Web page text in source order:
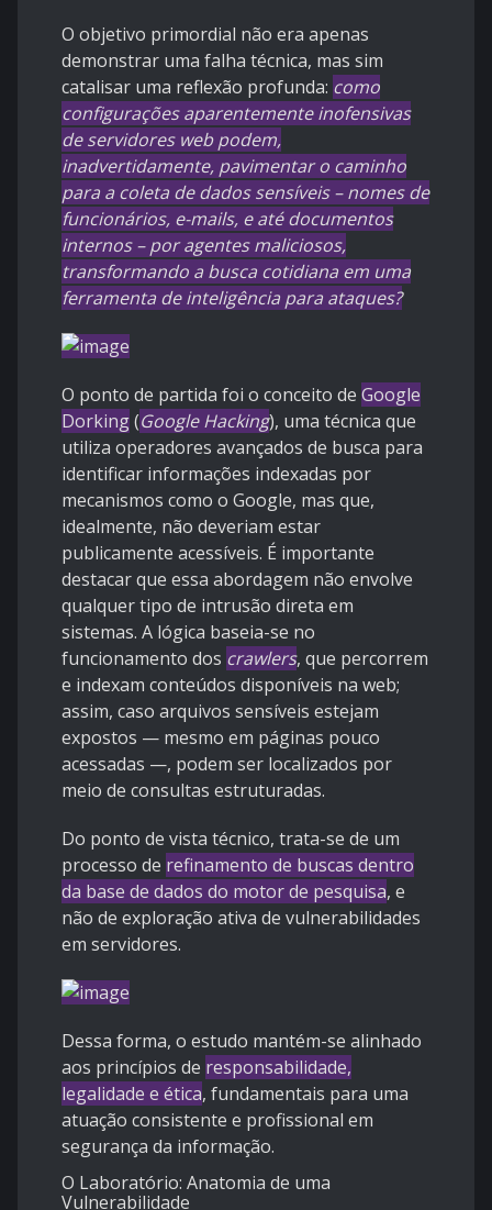
O objetivo primordial não era apenas
demonstrar uma falha técnica, mas sim
catalisar uma reflexão profunda: como
configurações aparentemente inofensivas
de servidores web podem,
inadvertidamente, pavimentar o caminho
para a coleta de dados sensíveis – nomes de
funcionários, e-mails, e até documentos
internos – por agentes maliciosos,
transformando a busca cotidiana em uma
ferramenta de inteligência para ataques?
O ponto de partida foi o conceito de Google
Dorking(Google Hacking), uma técnica que
utiliza operadores avançados de busca para
identificar informações indexadas por
mecanismos como o Google, mas que,
idealmente, não deveriam estar
publicamente acessíveis. É importante
destacar que essa abordagem não envolve
qualquer tipo de intrusão direta em
sistemas. A lógica baseia-se no
funcionamento dos crawlers, que percorrem
e indexam conteúdos disponíveis na web;
assim, caso arquivos sensíveis estejam
expostos — mesmo em páginas pouco
acessadas —, podem ser localizados por
meio de consultas estruturadas.
Do ponto de vista técnico, trata-se de um
processo de refinamento de buscas dentro
da base de dados do motor de pesquisa, e
não de exploração ativa de vulnerabilidades
em servidores.
Dessa forma, o estudo mantém-se alinhado
aos princípios de responsabilidade,
legalidade e ética, fundamentais para uma
atuação consistente e profissional em
segurança da informação.
O Laboratório: Anatomia de uma
Vulnerabilidade